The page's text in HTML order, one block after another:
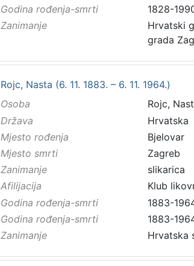
Godina rođenja-smrti
1828-
Zanimanje
Hrvatski
grada
Rojc, Nasta (6. 11. 1883. – 6. 11. 1964.)
Osoba
Rojc,
Država
Hrvatska
Mjesto rođenja
Bjelovar
Mjesto smrti
Zagreb
Zanimanje
slikarica
Afilijacija
Klub
Godina rođenja-smrti
1883-
Godina rođenja-smrti
1883-
Zanimanje
Hrvatska